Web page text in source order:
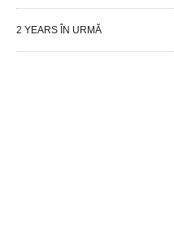
2 YEARS ÎN URMĂ